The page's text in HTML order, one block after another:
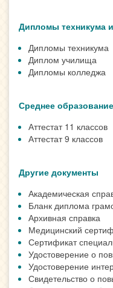
Дипломы техникума
Дипломы техникума
Диплом училища
Дипломы колледжа
Среднее образование
Аттестат 11 классов
Аттестат 9 классов
Другие документы
Академическая
Бланк диплома
Архивная справка
Медицинский
Сертификат
Удостоверение о
Удостоверение
Свидетельство о